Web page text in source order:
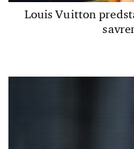
Louis Vuitton